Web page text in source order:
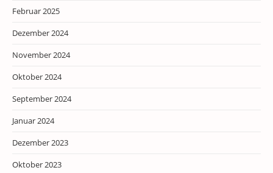
Februar 2025
Dezember 2024
November 2024
Oktober 2024
September 2024
Januar 2024
Dezember 2023
Oktober 2023